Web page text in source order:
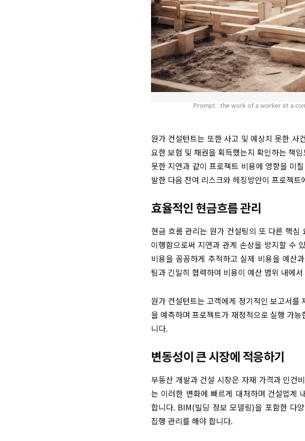
Prompt : the work of a worker at a
원가 컨설턴트는 또한 사고 및 예상치 못한 사
요한 보험 및 채권을 획득했는지 확인하는 책
못한 지연과 같이 프로젝트 비용에 영향을 미
발한 다음 잔여 리스크와 헤징방안이 프로젝
효율적인 현금흐름 관리
현금 흐름 관리는 원가 컨설팅의 또 다른 핵
이행함으로써 지연과 관계 손상을 방지할 수
비용을 꼼꼼하게 추적하고 실제 비용을 예산
팀과 긴밀히 협력하여 비용이 예산 범위 내에
원가 컨설턴트는 고객에게 정기적인 보고서를
을 예측하며 프로젝트가 재정적으로 실행 가
니다.
변동성이 큰 시장에 적응하기
부동산 개발과 건설 시장은 자재 가격과 인건
는 이러한 변화에 빠르게 대처하며 건설업계
합니다. BIM(빌딩 정보 모델링)을 포함한 다
집행 관리를 해야 합니다.